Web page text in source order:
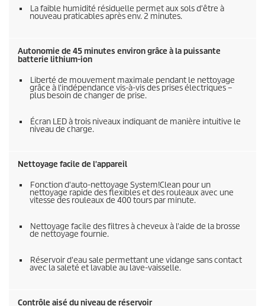
La faible humidité résiduelle permet aux sols d'être à
nouveau praticables après env. 2 minutes.
Autonomie de 45 minutes environ grâce à la puissante
batterie lithium-ion
Liberté de mouvement maximale pendant le nettoyage
grâce à l'indépendance vis-à-vis des prises électriques –
plus besoin de changer de prise.
Écran LED à trois niveaux indiquant de manière intuitive le
niveau de charge.
Nettoyage facile de l'appareil
Fonction d'auto-nettoyage System!Clean pour un
nettoyage rapide des flexibles et des rouleaux avec une
vitesse des rouleaux de 400 tours par minute.
Nettoyage facile des filtres à cheveux à l'aide de la brosse
de nettoyage fournie.
Réservoir d'eau sale permettant une vidange sans contact
avec la saleté et lavable au lave-vaisselle.
Contrôle aisé du niveau de réservoir